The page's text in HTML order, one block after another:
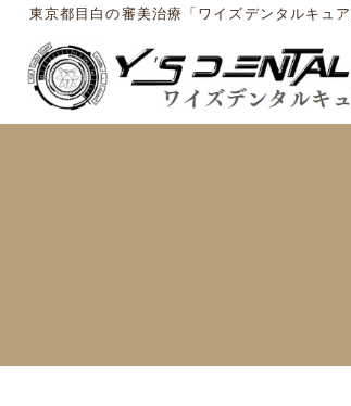
東京都目白の審美治療「ワイズデンタルキュ